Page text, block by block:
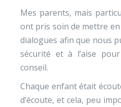
Mes parents, mais
ont pris soin de mettre
dialogues afin que nous
sécurité et à l’aise
conseil.
Chaque enfant était
d’écoute, et cela, peu